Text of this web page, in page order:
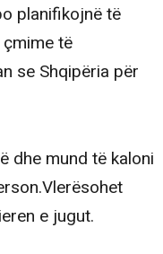
planifikojnë të
të
se Shqipëria për
dhe mund të kaloni
e jugut.